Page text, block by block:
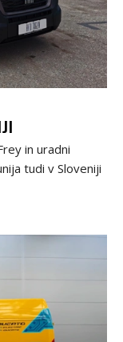
in uradni
tudi v Sloveniji